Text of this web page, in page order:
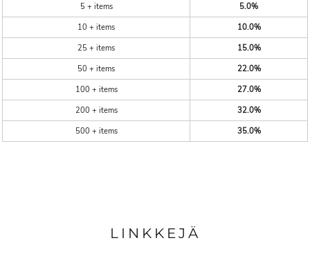
5 + items
5.0%
10 + items
10.0%
25 + items
15.0%
50 + items
22.0%
100 + items
27.0%
200 + items
32.0%
500 + items
35.0%
LINKKEJÄ